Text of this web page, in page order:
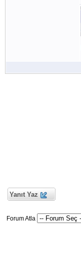
Yanıt Yaz
Forum Atla